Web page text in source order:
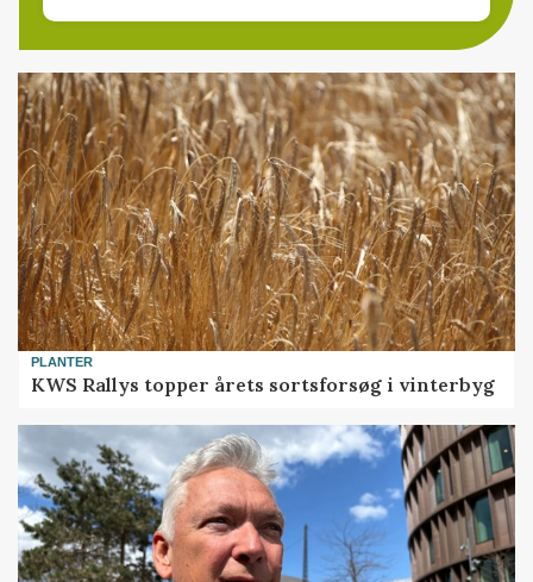
PLANTER
KWS Rallys topper årets sortsforsøg i vinterbyg